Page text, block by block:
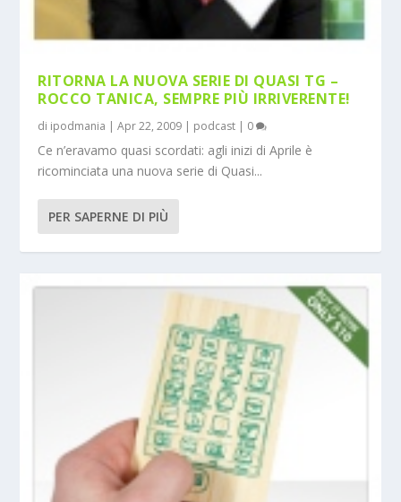
RITORNA LA NUOVA SERIE DI QUASI TG –
ROCCO TANICA, SEMPRE PIÙ IRRIVERENTE!
di ipodmania |Apr 22, 2009 | podcast | 0
Ce n’eravamo quasi scordati: agli inizi di Aprile è
ricominciata una nuova serie di Quasi...
PER SAPERNE DI PIÙ